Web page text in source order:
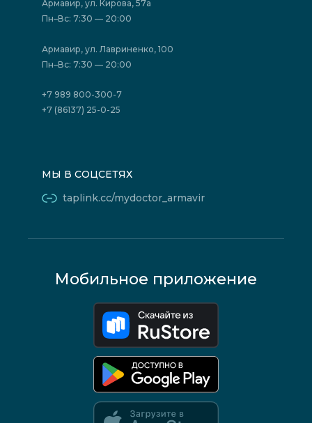
Политика конфиденциальности
Акции
Отзывы
Государственные программы
Юридическим лицам
Армавир, ул. Кирова, 57а
Пн–Вс: 7:30 — 20:00
Армавир, ул. Лавриненко, 100
Пн–Вс: 7:30 — 20:00
+7 989 800-300-7
+7 (86137) 25-0-25
МЫ В СОЦСЕТЯХ
taplink.cc/mydoctor_armavir
Мобильное приложение